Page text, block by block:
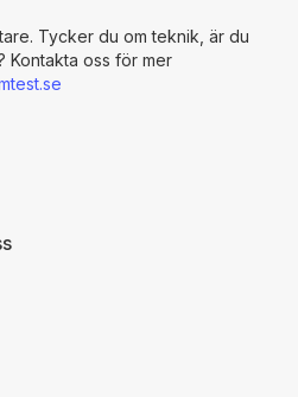
Tycker du om teknik, är du
Kontakta oss för mer